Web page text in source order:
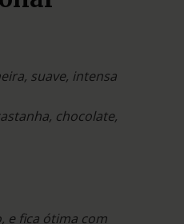
suave, intensa
chocolate,
e fica ótima com